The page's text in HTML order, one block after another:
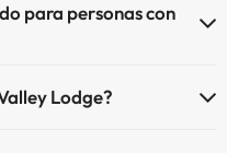
para personas con
Lodge?